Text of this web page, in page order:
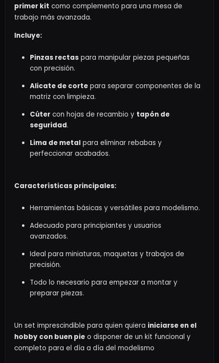
primer kit como complemento para una mesa de
trabajo más avanzada.
Incluye:
Pinzas rectas para manipular piezas pequeñas
con precisión.
Alicate de corte para separar componentes de la
matriz con limpieza.
Cúter con hojas de recambio y tapón de
seguridad.
Lima de metal para eliminar rebabas y
perfeccionar acabados.
Características principales:
Herramientas básicas y versátiles para modelismo.
Adecuado para principiantes y usuarios
avanzados.
Ideal para miniaturas, maquetas y trabajos de
precisión.
Todo lo necesario para empezar a montar y
preparar piezas.
Un set imprescindible para quien quiera iniciarse en el
hobby con buen pie o disponer de un kit funcional y
completo para el día a día del modelismo